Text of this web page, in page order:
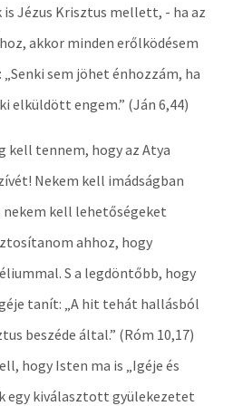
is Jézus Krisztus mellett, - ha az
akkor minden erőlködésem
sem jöhet énhozzám, ha
elküldött engem.” (Ján 6,44)
kell tennem, hogy az Atya
Nekem kell imádságban
nekem kell lehetőségeket
ahhoz, hogy
S a legdöntőbb, hogy
tanít: „A hit tehát hallásból
beszéde által.” (Róm 10,17)
hogy Isten ma is „Igéje és
egy kiválasztott gyülekezetet